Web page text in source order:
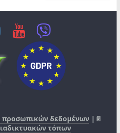
προσωπικών δεδομένων |📄
τόπων